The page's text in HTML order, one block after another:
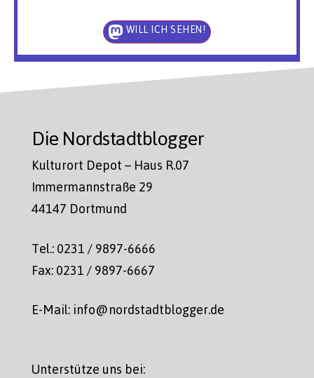
WILL ICH SEHEN!
Die Nordstadtblogger
Kulturort Depot – Haus R.07
Immermannstraße 29
44147 Dortmund
Tel.: 0231 / 9897-6666
Fax: 0231 / 9897-6667
E-Mail: info@nordstadtblogger.de
Unterstütze uns bei: